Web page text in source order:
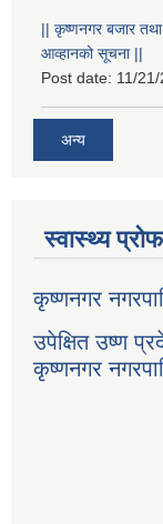
|| कृष्णनगर बजार तथा
आव्हानको सूचना ||
Post date: 11/
अन्य
स्वास्थ्य
कृष्णनगर
उपेक्षित उष्ण
कृष्णनगर